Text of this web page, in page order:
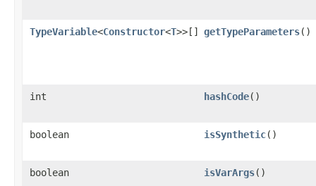
TypeVariable<Constructor<T>>[] getTypeParameters()
int hashCode()
boolean isSynthetic()
boolean isVarArgs()